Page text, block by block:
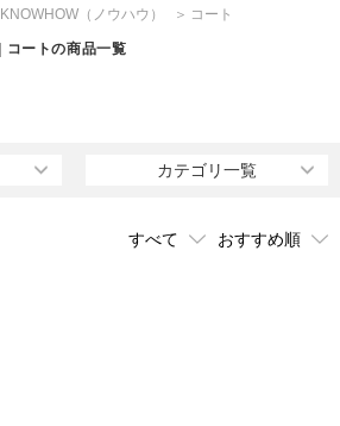
KNOWHOW （ノウハウ） コート
| コートの商品一覧
カテゴリ一覧